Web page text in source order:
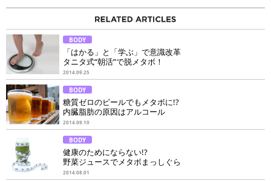
BODY
「はかる」と「学ぶ」で意識改革
タニタ式“朝活”で脱メタボ！
2014.09.25
BODY
糖質ゼロのビールでもメタボに!?
内臓脂肪の原因はアルコール
2014.09.10
BODY
健康のためにならない!?
野菜ジュースでメタボまっしぐら
2014.08.01